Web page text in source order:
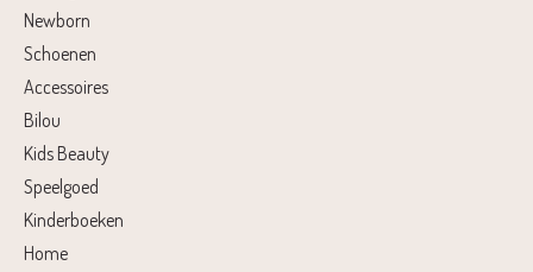
Newborn
Schoenen
Accessoires
Bilou
Kids Beauty
Speelgoed
Kinderboeken
Home